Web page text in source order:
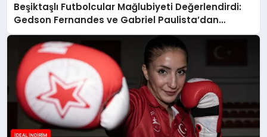
Beşiktaşlı Futbolcular Mağlubiyeti Değerlendirdi:
Gedson Fernandes ve Gabriel Paulista’dan
Açıklamalar